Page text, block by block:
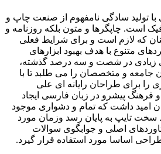
تولید سادگی نامفهوم از صنعت چاپ و
است. چاپگرها و متون بلکه روزنامه و
که لازم است و برای شرایط فعلی
متنوع با هدف بهبود ابزارهای
زیادی در شصت و سه درصد گذشته،
جامعه و متخصصان را می طلبد تا با
را برای طراحان رایانه ای علی
پیشرو در زبان فارسی ایجاد
امید داشت که تمام و دشواری موجود
سخت تایپ به پایان رسد وزمان مورد
اصلی و جوابگوی سوالات
اساسا مورد استفاده قرار گیرد.